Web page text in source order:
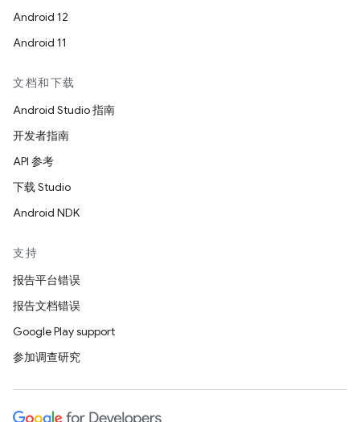
Android 12
Android 11
文档和下载
Android Studio 指南
开发者指南
API 参考
下载 Studio
Android NDK
支持
报告平台错误
报告文档错误
Google Play support
参加调查研究